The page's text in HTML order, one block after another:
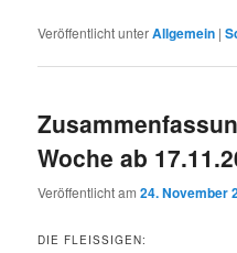
Veröffentlicht unterAllgemein |
Woche ab
Veröffentlicht am24. November
DIE FLEISSIGEN: